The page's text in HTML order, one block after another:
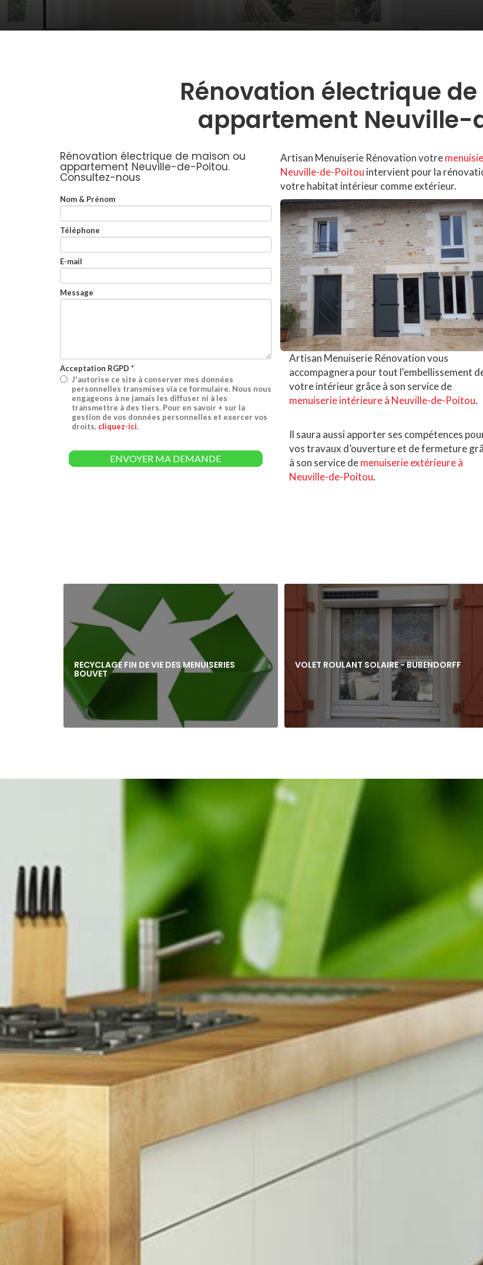
Rénovation électrique
appartement Neuville-
Rénovation électrique de maison ou
appartement Neuville-de-Poitou.
Consultez-nous
Nom & Prénom
Téléphone
E-mail
Message
Acceptation RGPD *
J'autorise ce site à conserver mes données
personnelles transmises via ce formulaire. Nous nous
engageons à ne jamais les diffuser ni à les
transmettre à des tiers. Pour en savoir + sur la
gestion de vos données personnelles et exercer vos
droits, cliquez-ici.
ENVOYER MA DEMANDE
Artisan Menuiserie Rénovation votre
Neuville-de-Poitou intervient pour la
votre habitat intérieur comme extérieur.
Artisan Menuiserie Rénovation vous
accompagnera pour tout l'embellissement
votre intérieur grâce à son service de
menuiserie intérieure à Neuville-de-Poitou.
Il saura aussi apporter ses compétences
vos travaux d’ouverture et de fermeture
à son service demenuiserie extérieure à
Neuville-de-Poitou.
RECYCLAGE FIN DE VIE DES MENUISERIES
BOUVET
VOLET ROULANT SOLAIRE - BUBENDORFF